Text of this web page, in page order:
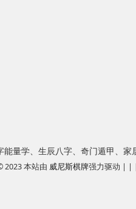
量学、生辰八字、奇门遁甲、
2023 本站由 威尼斯棋牌强力驱动 | | |